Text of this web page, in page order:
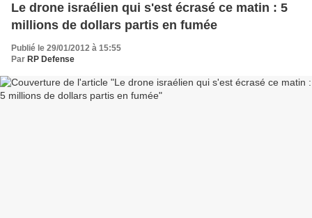
Le drone israélien qui s'est écrasé ce matin : 5
millions de dollars partis en fumée
Publié le 29/01/2012 à 15:55
Par RP Defense